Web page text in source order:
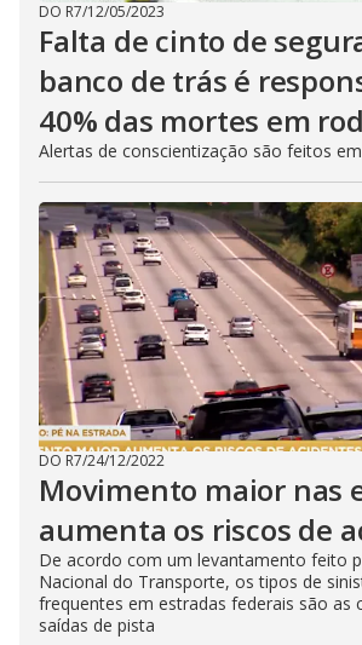
DO R7/12/05/2023
Falta de cinto de
banco de trás é
40% das mortes em
Alertas de conscientização são feitos
DO R7/24/12/2022
Movimento maior nas
aumenta os riscos de
De acordo com um levantamento feito
Nacional do Transporte, os tipos de
frequentes em estradas federais são as
saídas de pista